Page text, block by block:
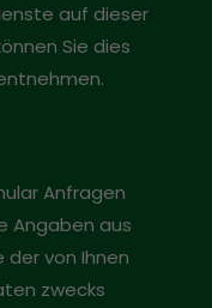
auf dieser
Sie dies
Anfragen
Angaben aus
der von Ihnen
zwecks